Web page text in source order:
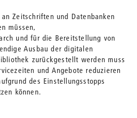
Zeitschriften und Datenbanken
müssen,
und für die Bereitstellung von
Ausbau der digitalen
zurückgestellt werden muss
und Angebote reduzieren
des Einstellungsstopps
können.